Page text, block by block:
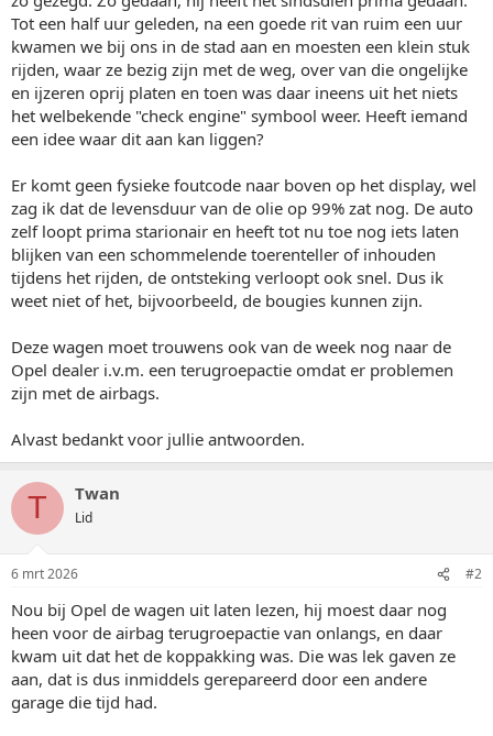
Tot een half uur geleden, na een goede rit van ruim een uur
kwamen we bij ons in de stad aan en moesten een klein stuk
rijden, waar ze bezig zijn met de weg, over van die ongelijke
en ijzeren oprij platen en toen was daar ineens uit het niets
het welbekende "check engine" symbool weer. Heeft iemand
een idee waar dit aan kan liggen?
Er komt geen fysieke foutcode naar boven op het display, wel
zag ik dat de levensduur van de olie op 99% zat nog. De auto
zelf loopt prima starionair en heeft tot nu toe nog iets laten
blijken van een schommelende toerenteller of inhouden
tijdens het rijden, de ontsteking verloopt ook snel. Dus ik
weet niet of het, bijvoorbeeld, de bougies kunnen zijn.
Deze wagen moet trouwens ook van de week nog naar de
Opel dealer i.v.m. een terugroepactie omdat er problemen
zijn met de airbags.
Alvast bedankt voor jullie antwoorden.
T Twan
Lid
6 mrt 2026 #2
Nou bij Opel de wagen uit laten lezen, hij moest daar nog
heen voor de airbag terugroepactie van onlangs, en daar
kwam uit dat het de koppakking was. Die was lek gaven ze
aan, dat is dus inmiddels gerepareerd door een andere
garage die tijd had.